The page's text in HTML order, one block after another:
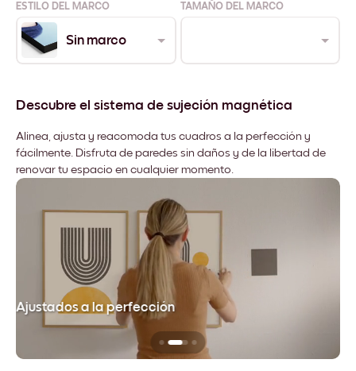
ESTILO DEL MARCO TAMAÑO DEL MARCO
Sin marco
Descubre el sistema de sujeción magnética
Alinea, ajusta y reacomoda tus cuadros a la perfección y
fácilmente. Disfruta de paredes sin daños y de la libertad de
renovar tu espacio en cualquier momento.
Ajustados a la perfección